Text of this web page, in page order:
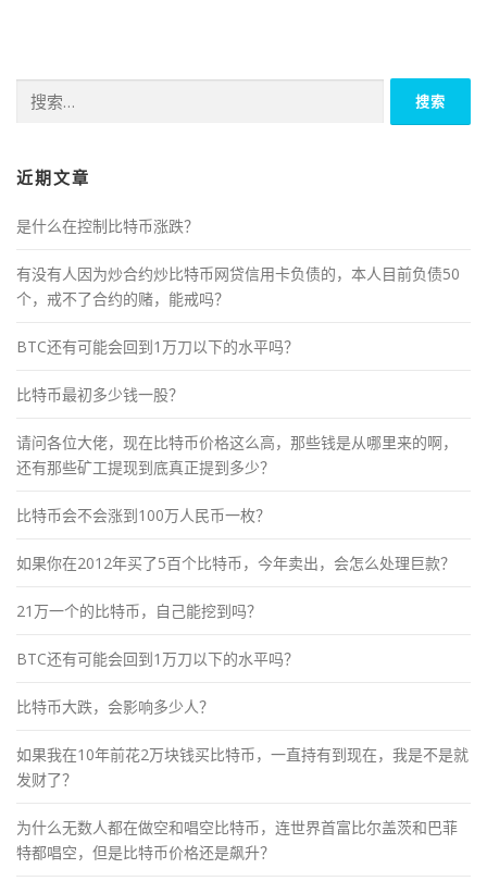
索：
近期文章
是什么在控制比特币涨跌？
有没有人因为炒合约炒比特币网贷信用卡负债的，本人目前负债50
个，戒不了合约的赌，能戒吗？
BTC还有可能会回到1万刀以下的水平吗？
比特币最初多少钱一股？
请问各位大佬，现在比特币价格这么高，那些钱是从哪里来的啊，
还有那些矿工提现到底真正提到多少？
比特币会不会涨到100万人民币一枚？
如果你在2012年买了5百个比特币，今年卖出，会怎么处理巨款？
21万一个的比特币，自己能挖到吗？
BTC还有可能会回到1万刀以下的水平吗？
比特币大跌，会影响多少人？
如果我在10年前花2万块钱买比特币，一直持有到现在，我是不是就
发财了？
为什么无数人都在做空和唱空比特币，连世界首富比尔盖茨和巴菲
特都唱空，但是比特币价格还是飙升？